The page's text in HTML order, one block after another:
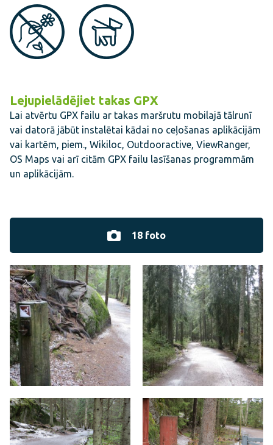
Lejupielādējiet takas GPX
Lai atvērtu GPX failu ar takas maršrutu mobilajā tālrunī
vai datorā jābūt instalētai kādai no ceļošanas aplikācijām
vai kartēm, piem., Wikiloc, Outdooractive, ViewRanger,
OS Maps vai arī citām GPX failu lasīšanas programmām
un aplikācijām.
18 foto